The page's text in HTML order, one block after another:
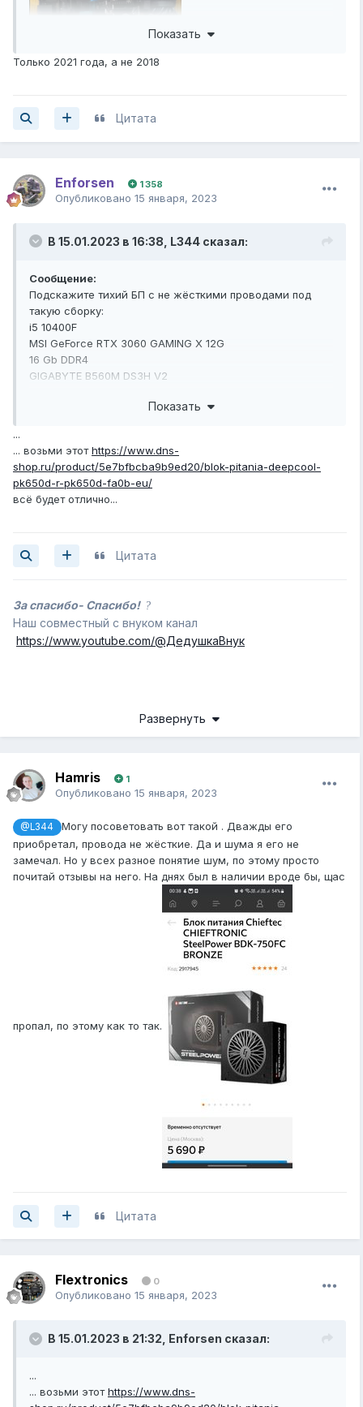
первичке прямоходовой преобразователь, во вторичке
дсдс с пассивным выпрямлением, а качество
радиодеталей оставляет желать лучшего, как и тесты,
И кстати, у сп10 используется такая же ужасная Sleeve
там используется неплохая maglev вертушка
Показать
Только 2021 года, а не 2018
Цитата
Enforsen 1 358
Опубликовано 15 января, 2023
В 15.01.2023 в 16:38, L344 сказал:
Сообщение:
Подскажите тихий БП с не жёсткими проводами под
такую сборку:
i5 10400F
MSI GeForce RTX 3060 GAMING X 12G
16 Gb DDR4
GIGABYTE B560M DS3H V2
Комплектующие которые имеются в наличии:
Оперативная память: DDR4 16Gb
Видеокарта: MSI GeForce RTX 3060
Накопители (HDD/SDD): Samsung 970
Блок питания:
Пересборка, у нынешнего бп очень жёсткая и негибкая
Для игр и работы с 3D
Показать
...
... возьми этотhttps://www.dns-
shop.ru/product/5e7bfbcba9b9ed20/blok-pitania-deepcool-
pk650d-r-pk650d-fa0b-eu/
всё будет отлично...
Цитата
За спасибо- Спасибо! ?
Наш совместный с внуком канал
https://www.youtube.com/@ДедушкаВнук
Развернуть
Hamris 1
Опубликовано 15 января, 2023
@L344
Могу посоветовать вот такой . Дважды его
приобретал, провода не жёсткие. Да и шума я его не
замечал. Но у всех разное понятие шум, по этому просто
почитай отзывы на него. На днях был в наличии вроде бы, щас
пропал, по этому как то так.
Цитата
Flextronics 0
Опубликовано 15 января, 2023
В 15.01.2023 в 21:32, Enforsen сказал:
...
... возьми этотhttps://www.dns-